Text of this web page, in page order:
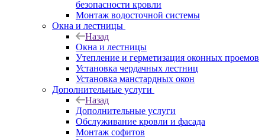
безопасности кровли
Монтаж водосточной системы
Окна и лестницы
Назад
Окна и лестницы
Утепление и герметизация оконных проемов
Установка чердачных лестниц
Установка манстардных окон
Дополнительные услуги
Назад
Дополнительные услуги
Обслуживание кровли и фасада
Монтаж софитов